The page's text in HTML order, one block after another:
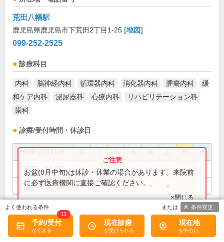
荒田八幡駅
鹿児島県鹿児島市下荒田2丁目1-25 [地図]
099-252-2525
診療科目
内科 脳神経内科 循環器内科 消化器内科 腫瘍内科
緩
和ケア内科
泌尿器科 心療内科
リハビリテーション科
歯科
診療/受付時間・休診日
祝
8:30～12:00 ● ● ● ● ●
13:30～17:00 ● ● ● ●
お盆(8月中旬)は休診・休業の場合があります。来院前
に必ず医療機関に直接ご確認ください。
×閉じる
備考: 土曜日の午後も診療しております。
リハビリテーション病院ですが、内科などの診療に
予約/受付
11
現在診療 現在地
条件変更